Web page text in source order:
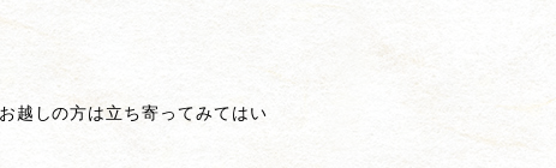
越しの方は立ち寄ってみてはい